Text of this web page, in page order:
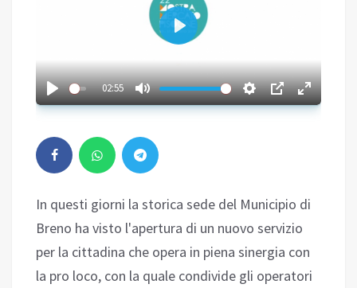
02:55
Play
In questi giorni la storica sede del Municipio di
Breno ha visto l'apertura di un nuovo servizio
per la cittadina che opera in piena sinergia con
la pro loco, con la quale condivide gli operatori